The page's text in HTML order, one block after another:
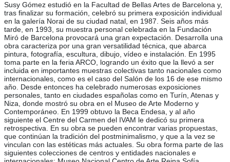
Susy Gómez estudió en la Facultad de Bellas Artes de Barcelona y,
tras finalizar su formación, celebró su primera exposición individual
en la galería Norai de su ciudad natal, en 1987. Seis años más
tarde, en 1993, su muestra personal celebrada en la Fundación
Miró de Barcelona provocará una gran expectación. Desarrolla una
obra caracteriza por una gran versatilidad técnica, que abarca
pintura, fotografía, escultura, dibujo, vídeo e instalación. En 1995
toma parte en la feria ARCO, logrando un éxito que la llevó a ser
incluida en importantes muestras colectivas tanto nacionales como
internacionales, como es el caso del Salón de los 16 de ese mismo
año. Desde entonces ha celebrado numerosas exposiciones
personales, tanto en ciudades españolas como en Turín, Atenas y
Niza, donde mostró su obra en el Museo de Arte Moderno y
Contemporáneo. En 1999 obtuvo la Beca Endesa, y al año
siguiente el Centre del Carmen del IVAM le dedicó su primera
retrospectiva. En su obra se pueden encontrar varias propuestas,
que continúan la tradición del postminimalismo, y que a la vez se
vinculan con las estéticas más actuales. Su obra forma parte de las
siguientes colecciones de centros y entidades nacionales e